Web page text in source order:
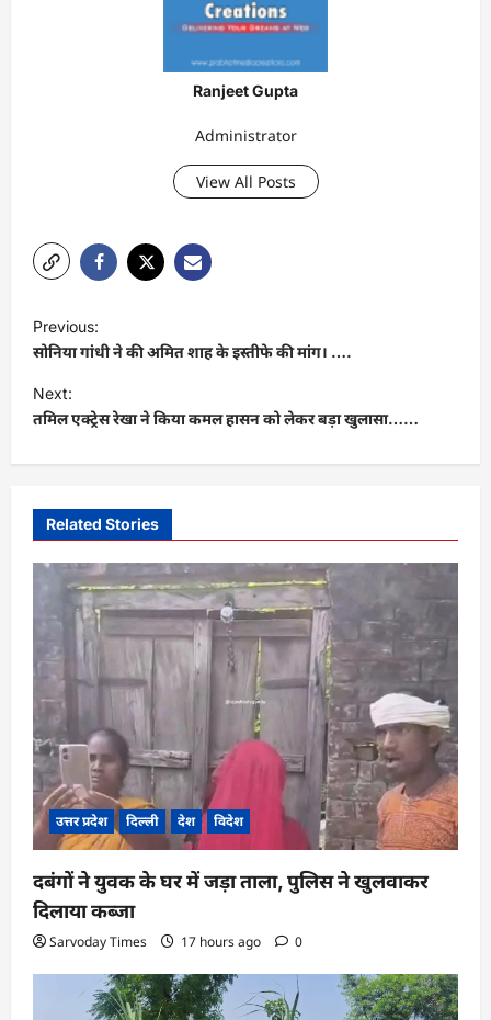
Ranjeet Gupta
Administrator
View All Posts
o
s
t
v
g
n
Previous:
सोनिया गांधी ने की अमित शाह के इस्तीफे की मांग। ….
Next:
तमिल एक्ट्रेस रेखा ने किया कमल हासन को लेकर बड़ा खुलासा……
Related Stories
उत्तर प्रदेश दिल्ली देश विदेश
दबंगों ने युवक के घर में जड़ा ताला, पुलिस ने खुलवाकर
दिलाया कब्जा
Sarvoday Times 17 hours ago 0